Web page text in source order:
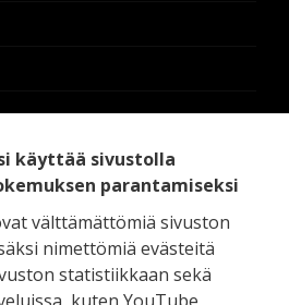
käyttää sivustolla
parantamiseksi
välttämättömiä sivuston
nimettömiä evästeitä
statistiikkaan sekä